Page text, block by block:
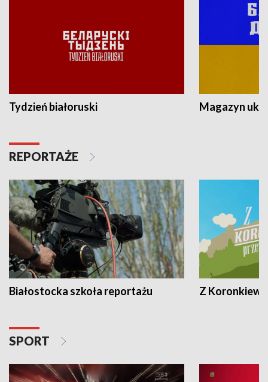
Tydzień białoruski Magazyn
REPORTAŻE
Białostocka szkoła reportażu Z
SPORT